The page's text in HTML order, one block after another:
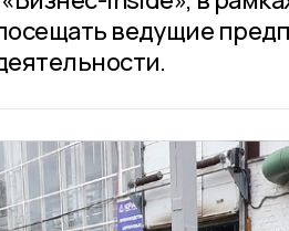
ведущие